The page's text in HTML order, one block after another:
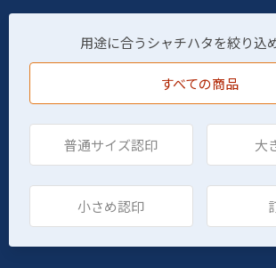
用途に合うシャチハタを絞り込
すべての商品
普通サイズ認印 大
小さめ認印